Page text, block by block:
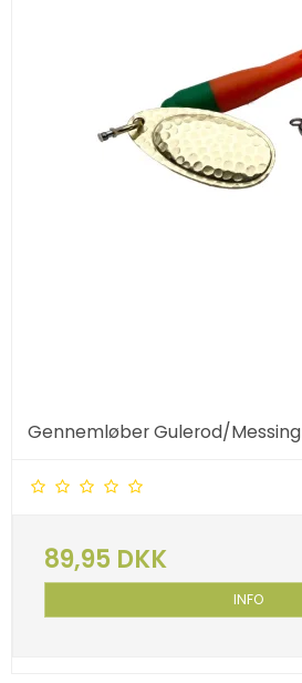
Gennemløber Gulerod/Messing
89,95 DKK
INFO